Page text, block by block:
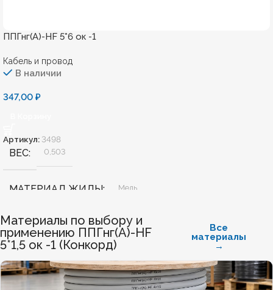
ППГнг(А)-HF 5*6 ок -1
Кабель и провод
В наличии
347,00 ₽
Артикул: 3498
ВЕС 0,503
МАТЕРИАЛ ЖИЛЫ Медь
БЕЗГАЛОГЕННЫЙ Да
ХЛАДОСТОЙКИЙ Нет
Материалы по выбору и
применению ППГнг(А)-HF
5*1,5 ок -1 (Конкорд)
Все
материалы
→